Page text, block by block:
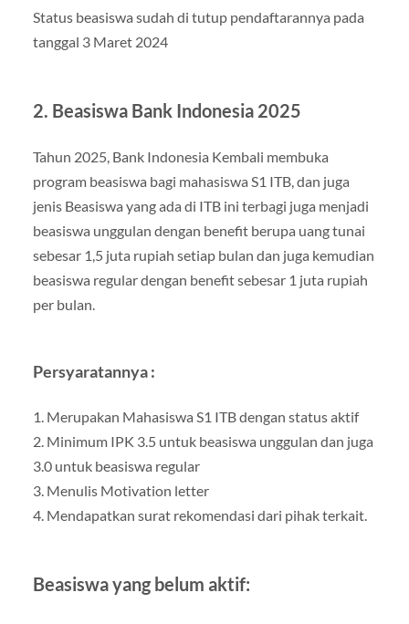
Status beasiswa sudah di tutup pendaftarannya pada
tanggal 3 Maret 2024
2. Beasiswa Bank Indonesia 2025
Tahun 2025, Bank Indonesia Kembali membuka
program beasiswa bagi mahasiswa S1 ITB, dan juga
jenis Beasiswa yang ada di ITB ini terbagi juga menjadi
beasiswa unggulan dengan benefit berupa uang tunai
sebesar 1,5 juta rupiah setiap bulan dan juga kemudian
beasiswa regular dengan benefit sebesar 1 juta rupiah
per bulan.
Persyaratannya :
1. Merupakan Mahasiswa S1 ITB dengan status aktif
2. Minimum IPK 3.5 untuk beasiswa unggulan dan juga
3.0 untuk beasiswa regular
3. Menulis Motivation letter
4. Mendapatkan surat rekomendasi dari pihak terkait.
Beasiswa yang belum aktif: